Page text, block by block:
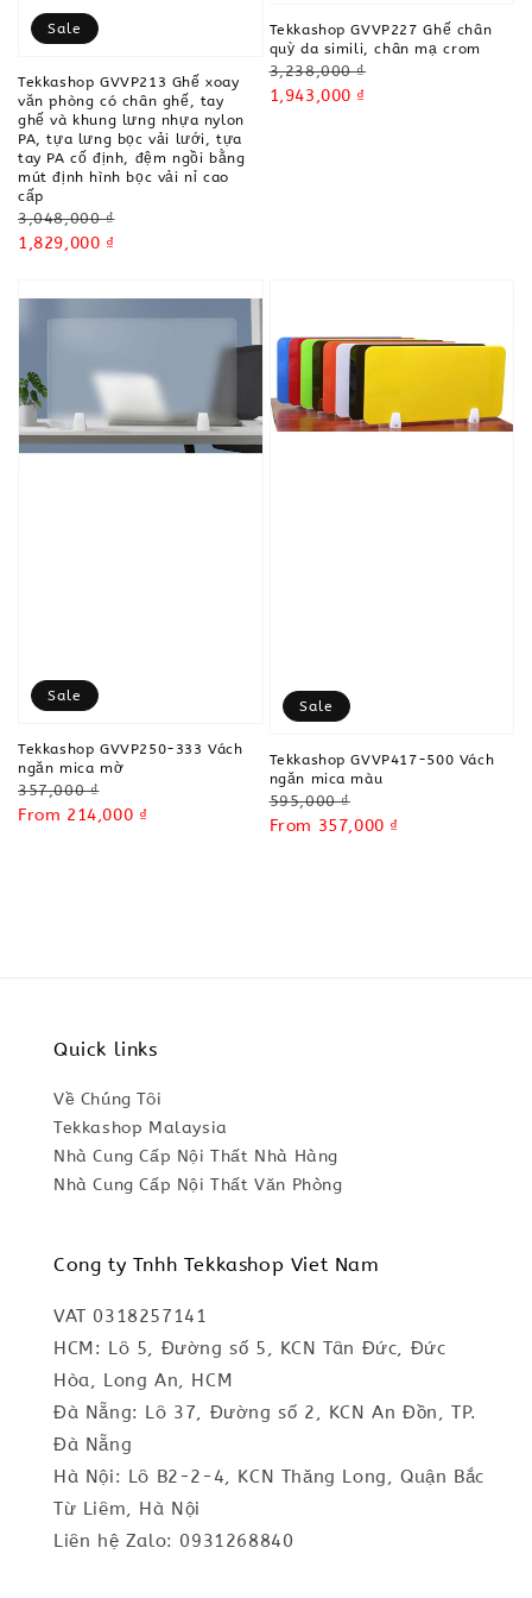
Sale
Tekkashop GVVP213 Ghế xoay
văn phòng có chân ghế, tay
ghế và khung lưng nhựa nylon
PA, tựa lưng bọc vải lưới, tựa
tay PA cố định, đệm ngồi bằng
mút định hình bọc vải nỉ cao
cấp
Regular
price
3,048,000 ₫
Sale
1,829,000 ₫
Tekkashop GVVP227 Ghế chân
quỳ da simili, chân mạ crom
Regular
price
3,238,000 ₫
Sale
1,943,000 ₫
Sale
Tekkashop GVVP250-333 Vách
ngăn mica mờ
Regular
price
357,000 ₫
Sale
From 214,000 ₫
Sale
Tekkashop GVVP417-500 Vách
ngăn mica màu
Regular
price
595,000 ₫
Sale
From 357,000 ₫
Quick links
Về Chúng Tôi
Tekkashop Malaysia
Nhà Cung Cấp Nội Thất Nhà Hàng
Nhà Cung Cấp Nội Thất Văn Phòng
Cong ty Tnhh Tekkashop Viet Nam
VAT 0318257141
HCM: Lô 5, Đường số 5, KCN Tân Đức, Đức
Hòa, Long An, HCM
Đà Nẵng: Lô 37, Đường số 2, KCN An Đồn, TP.
Đà Nẵng
Hà Nội: Lô B2-2-4, KCN Thăng Long, Quận Bắc
Từ Liêm, Hà Nội
Liên hệ Zalo: 0931268840